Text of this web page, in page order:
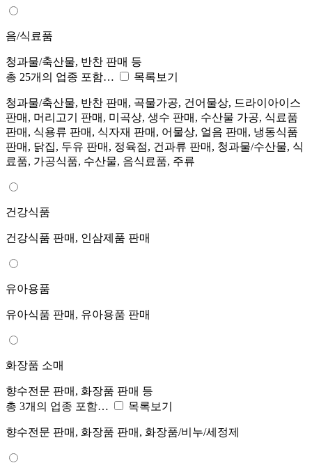
음/식료품
청과물/축산물, 반찬 판매 등
총 25개의 업종 포함…
목록보기
청과물/축산물, 반찬 판매, 곡물가공, 건어물상, 드라이아이스
판매, 머리고기 판매, 미곡상, 생수 판매, 수산물 가공, 식료품
판매, 식용류 판매, 식자재 판매, 어물상, 얼음 판매, 냉동식품
판매, 닭집, 두유 판매, 정육점, 건과류 판매, 청과물/수산물, 식
료품, 가공식품, 수산물, 음식료품, 주류
건강식품
건강식품 판매, 인삼제품 판매
유아용품
유아식품 판매, 유아용품 판매
화장품 소매
향수전문 판매, 화장품 판매 등
총 3개의 업종 포함…
목록보기
향수전문 판매, 화장품 판매, 화장품/비누/세정제